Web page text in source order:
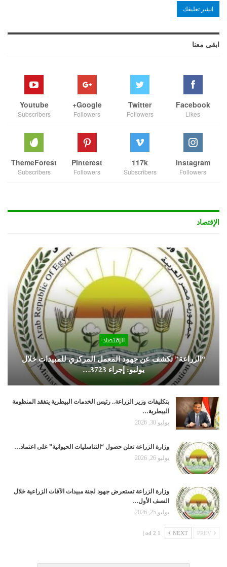
ابقى معنا
Facebook
Likes
Twitter
Followers
Google+
Followers
Youtube
Subscribers
Instagram
Followers
117k
Subscribers
Pinterest
Followers
ThemeForest
Subscribers
الإقتصاد
الإقتصاد
“الزراعة” تكشف عن جهود المعمل المركزي للمبيدات خلال
يوليو: إجراء 3723…
بتكليفات وزير الزراعة.. رئيس الخدمات البيطرية يتفقد المنظومة
البيطرية…
يوليو 30, 2026
وزارة الزراعة تعلن حصول “التناسليات الحيوانية” على اعتماد…
يوليو 26, 2026
وزارة الزراعة تستعرض جهود لجنة مبيدات الآفات الزراعية خلال
النصف الأول…
يوليو 25, 2026
NEXT
1 od 2 |